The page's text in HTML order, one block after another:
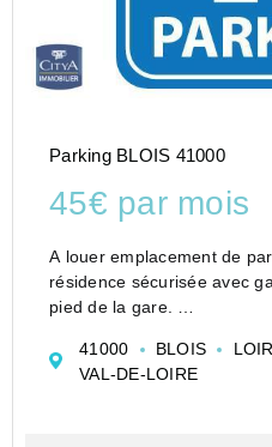
Parking BLOIS 41000
45€ par mois
A louer emplacement de
résidence sécurisée avec
pied de la gare.
Vous pouvez consulter les
l'adresse suivante :
41000 BLOIS
VAL-DE-LOIRE